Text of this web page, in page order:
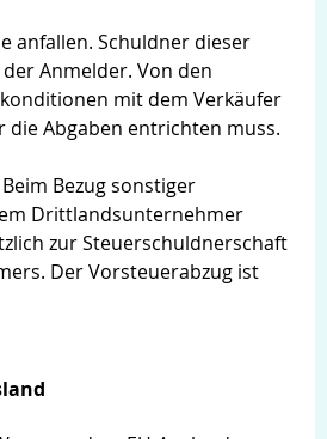
anfallen. Schuldner dieser
Anmelder. Von den
mit dem Verkäufer
die Abgaben entrichten muss.
Beim Bezug sonstiger
Drittlandsunternehmer
zur Steuerschuldnerschaft
Der Vorsteuerabzug ist